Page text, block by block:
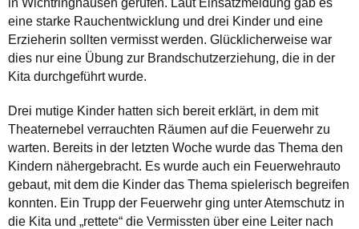
eine starke Rauchentwicklung und drei Kinder und eine
Erzieherin sollten vermisst werden. Glücklicherweise war
dies nur eine Übung zur Brandschutzerziehung, die in der
Kita durchgeführt wurde.
Drei mutige Kinder hatten sich bereit erklärt, in dem mit
Theaternebel verrauchten Räumen auf die Feuerwehr zu
warten. Bereits in der letzten Woche wurde das Thema den
Kindern nähergebracht. Es wurde auch ein Feuerwehrauto
gebaut, mit dem die Kinder das Thema spielerisch begreifen
konnten. Ein Trupp der Feuerwehr ging unter Atemschutz in
die Kita und „rettete“ die Vermissten über eine Leiter nach